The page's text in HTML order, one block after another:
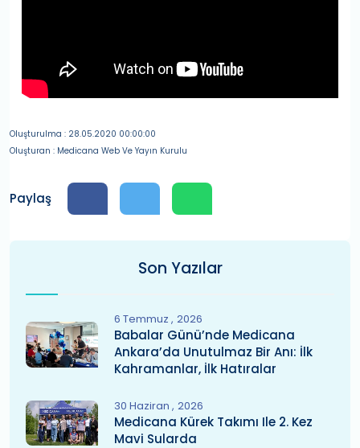
Oluşturulma : 28.05.2020 00:00:00
Oluşturan : Medicana Web Ve Yayın Kurulu
Paylaş
Son Yazılar
6 Temmuz 2026
Babalar Günü’nde Medicana
Ankara’da Unutulmaz Bir Anı: İlk
Kahramanlar, İlk Hatıralar
30 Haziran 2026
Medicana Kürek Takımı Ile 2. Kez
Mavi Sularda